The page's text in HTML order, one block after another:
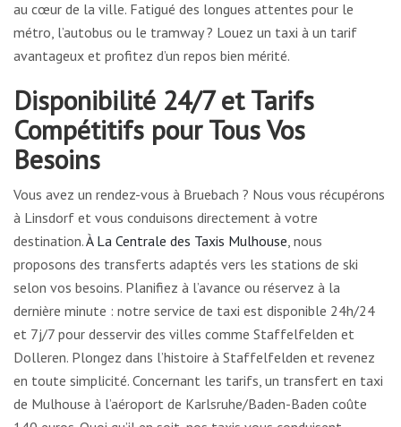
au cœur de la ville. Fatigué des longues attentes pour le
métro, l’autobus ou le tramway ? Louez un taxi à un tarif
avantageux et profitez d’un repos bien mérité.
Disponibilité 24/7 et Tarifs
Compétitifs pour Tous Vos
Besoins
Vous avez un rendez-vous à Bruebach ? Nous vous récupérons
à Linsdorf et vous conduisons directement à votre
destination.À La Centrale des Taxis Mulhouse, nous
proposons des transferts adaptés vers les stations de ski
selon vos besoins. Planifiez à l’avance ou réservez à la
dernière minute : notre service de taxi est disponible 24h/24
et 7j/7 pour desservir des villes comme Staffelfelden et
Dolleren. Plongez dans l’histoire à Staffelfelden et revenez
en toute simplicité. Concernant les tarifs, un transfert en taxi
de Mulhouse à l’aéroport de Karlsruhe/Baden-Baden coûte